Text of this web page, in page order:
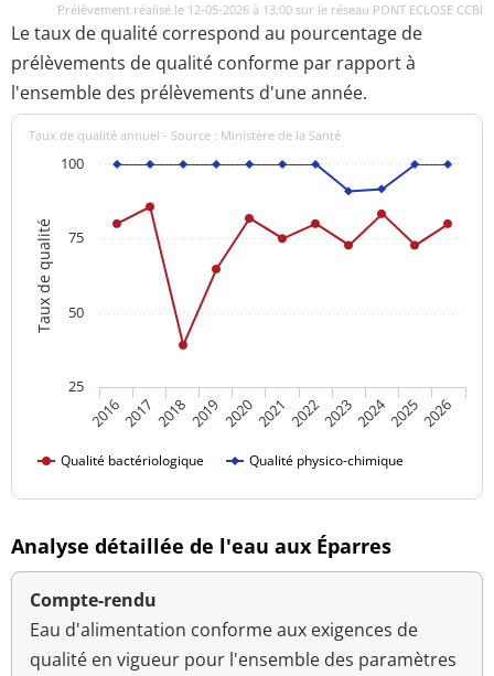
Prélèvement réalisé le 12-05-2026 à 13:00 sur le réseau PONT ECLOSE CCBI
Le taux de qualité correspond au pourcentage de
prélèvements de qualité conforme par rapport à
l'ensemble des prélèvements d'une année.
Taux de qualité
Taux de qualité annuel - Source : Ministère de la Santé
Qualité bactériologique Qualité physico-chimique
20162017 201820192020202120222023202420252026
100
25
50
75
Analyse détaillée de l'eau aux Éparres
Compte-rendu
Eau d'alimentation conforme aux exigences de
qualité en vigueur pour l'ensemble des paramètres